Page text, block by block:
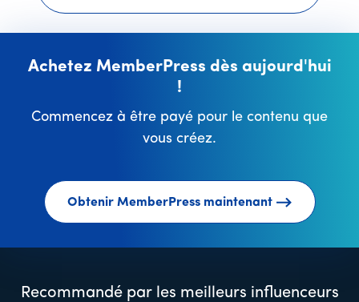
Achetez MemberPress dès aujourd'hui
!
Commencez à être payé pour le contenu que
vous créez.
Obtenir MemberPress maintenant
Recommandé par les meilleurs influenceurs